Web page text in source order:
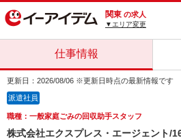
関東 の求人
▼エリア変更
仕事情報
更新日：2026/08/06 ※更新日時点の最新情報です
派遣社員
職種：一般家庭ごみの回収助手スタッフ
株式会社エクスプレス・エージェント/